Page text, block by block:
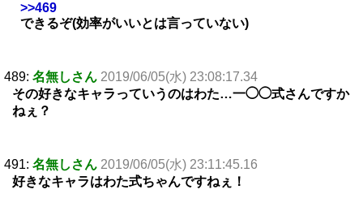
>>469
できるぞ(効率がいいとは言っていない)
489: 名無しさん 2019/06/05(水) 23:08:17.34
その好きなキャラっていうのはわた…一◯◯式さんですか
ねぇ？
491: 名無しさん 2019/06/05(水) 23:11:45.16
好きなキャラはわた式ちゃんですねぇ！